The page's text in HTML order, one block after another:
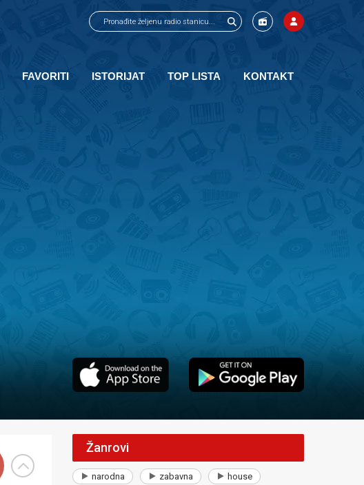
FAVORITI ISTORIJAT TOP LISTA KONTAKT
Žanrovi
narodna zabavna house